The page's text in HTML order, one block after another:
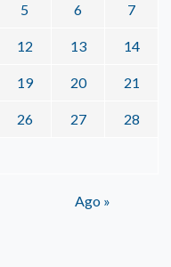
5 6 7
12 13 14
19 20 21
26 27 28
Ago »